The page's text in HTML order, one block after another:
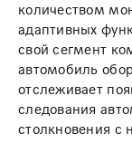
количеством
адаптивных
свой сегмент
автомобиль
отслеживает
следования
столкновения с